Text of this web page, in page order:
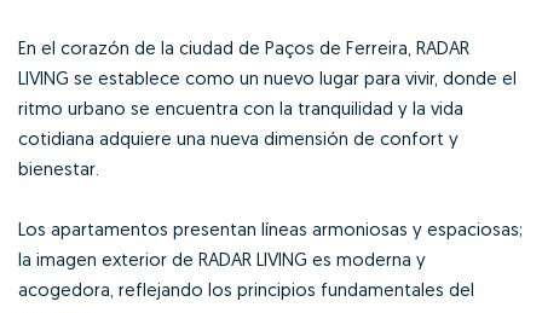
En el corazón de la ciudad de Paços de Ferreira, RADAR
LIVING se establece como un nuevo lugar para vivir, donde el
ritmo urbano se encuentra con la tranquilidad y la vida
cotidiana adquiere una nueva dimensión de confort y
bienestar.
Los apartamentos presentan líneas armoniosas y espaciosas;
la imagen exterior de RADAR LIVING es moderna y
acogedora, reflejando los principios fundamentales del